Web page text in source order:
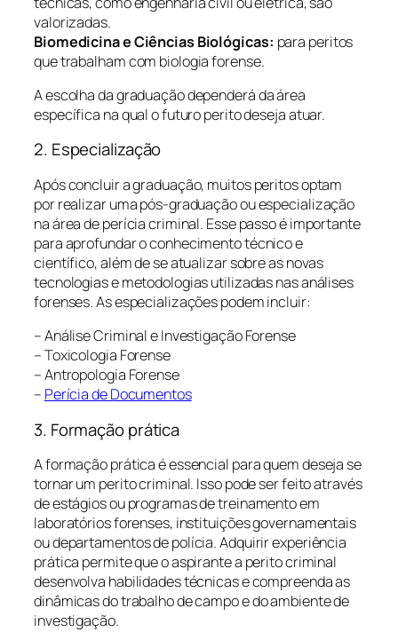
valorizadas.
Biomedicina e Ciências Biológicas: para peritos
que trabalham com biologia forense.
A escolha da graduação dependerá da área
específica na qual o futuro perito deseja atuar.
2. Especialização
Após concluir a graduação, muitos peritos optam
por realizar uma pós-graduação ou especialização
na área de perícia criminal. Esse passo é importante
para aprofundar o conhecimento técnico e
científico, além de se atualizar sobre as novas
tecnologias e metodologias utilizadas nas análises
forenses. As especializações podem incluir:
– Análise Criminal e Investigação Forense
– Toxicologia Forense
– Antropologia Forense
– Perícia de Documentos
3. Formação prática
A formação prática é essencial para quem deseja se
tornar um perito criminal. Isso pode ser feito através
de estágios ou programas de treinamento em
laboratórios forenses, instituições governamentais
ou departamentos de polícia. Adquirir experiência
prática permite que o aspirante a perito criminal
desenvolva habilidades técnicas e compreenda as
dinâmicas do trabalho de campo e do ambiente de
investigação.